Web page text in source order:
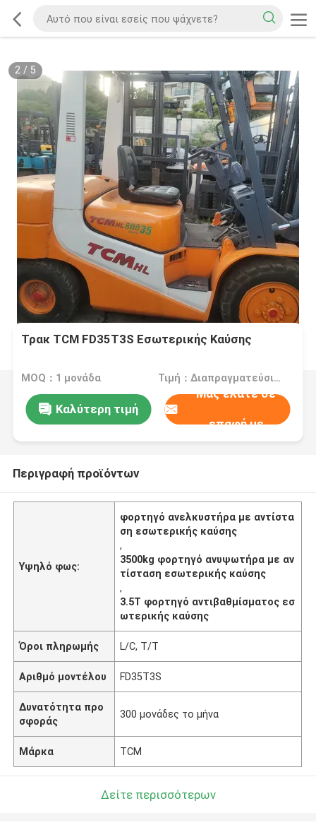
2/ 5
Τρακ TCM FD35T3S Εσωτερικής Καύσης
MOQ：1 μονάδα Τιμή：Διαπραγματεύσιμος
Καλύτερη τιμή
Μας ελάτε σε
επαφή με
Περιγραφή προϊόντων
Υψηλό φως:
φορτηγό ανελκυστήρα με αντίστα
ση εσωτερικής καύσης
,
3500kg φορτηγό ανυψωτήρα με αν
τίσταση εσωτερικής καύσης
,
3.5Τ φορτηγό αντιβαθμίσματος εσ
ωτερικής καύσης
Όροι πληρωμής L/C, T/T
Αριθμό μοντέλου FD35T3S
Δυνατότητα προ
σφοράς
300 μονάδες το μήνα
Μάρκα TCM
Δείτε περισσότερων